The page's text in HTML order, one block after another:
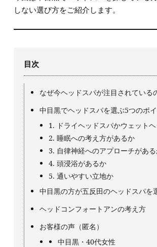
しない選び方をご紹介します。
目次
なぜ今ヘッドスパが注目されている
中目黒でヘッドスパを選ぶ5つのポ
1. ドライヘッドスパかウェット
2. 睡眠への考え方があるか
3. 自律神経へのアプローチがあ
4. 頭浸浴があるか
5. 通いやすい立地か
中目黒の方が五反田のヘッドスパを
ヘッドコンフォートアンの考え方
お客様の声（匿名）
中目黒・40代女性